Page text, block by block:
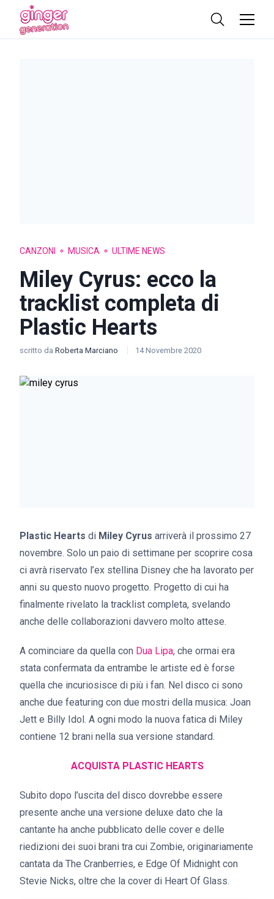
CANZONI MUSICA ULTIME NEWS
Miley Cyrus: ecco la
tracklist completa di
Plastic Hearts
scritto da Roberta Marciano 14 Novembre 2020
Plastic Hearts di Miley Cyrus arriverà il prossimo 27
novembre. Solo un paio di settimane per scoprire cosa
ci avrà riservato l’ex stellina Disney che ha lavorato per
anni su questo nuovo progetto. Progetto di cui ha
finalmente rivelato la tracklist completa, svelando
anche delle collaborazioni davvero molto attese.
A cominciare da quella con Dua Lipa, che ormai era
stata confermata da entrambe le artiste ed è forse
quella che incuriosisce di più i fan. Nel disco ci sono
anche due featuring con due mostri della musica: Joan
Jett e Billy Idol. A ogni modo la nuova fatica di Miley
contiene 12 brani nella sua versione standard.
ACQUISTA PLASTIC HEARTS
Subito dopo l’uscita del disco dovrebbe essere
presente anche una versione deluxe dato che la
cantante ha anche pubblicato delle cover e delle
riedizioni dei suoi brani tra cui Zombie, originariamente
cantata da The Cranberries, e Edge Of Midnight con
Stevie Nicks, oltre che la cover di Heart Of Glass.